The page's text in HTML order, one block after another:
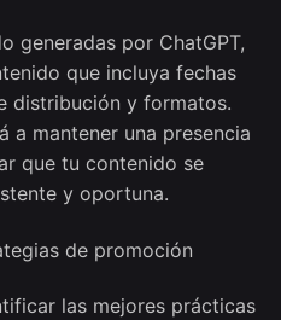
generadas por ChatGPT,
que incluya fechas
distribución y formatos.
a mantener una presencia
que tu contenido se
y oportuna.
de promoción
las mejores prácticas